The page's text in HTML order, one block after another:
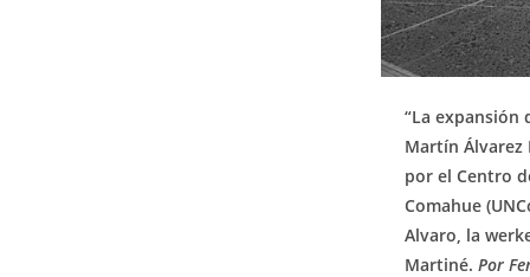
“La expansión
Martín Álvarez
por el Centro
Comahue
Alvaro, la
Martiné. Por